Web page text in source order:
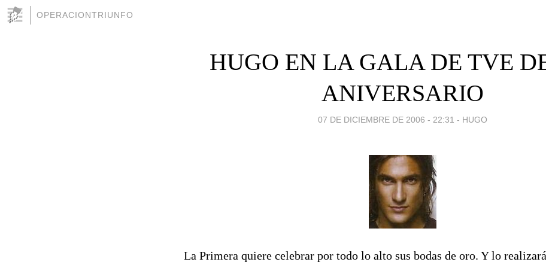
OPERACIONTRIUNFO
HUGO EN LA GALA DE TVE
ANIVERSARIO
07 DE DICIEMBRE DE 2006 - 22:31 - HUGO
La Primera quiere celebrar por todo lo alto sus bodas de oro. Y lo